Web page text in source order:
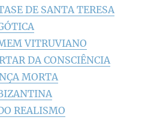
DE SANTA TERESA
VITRUVIANO
DA CONSCIÊNCIA
MORTA
REALISMO